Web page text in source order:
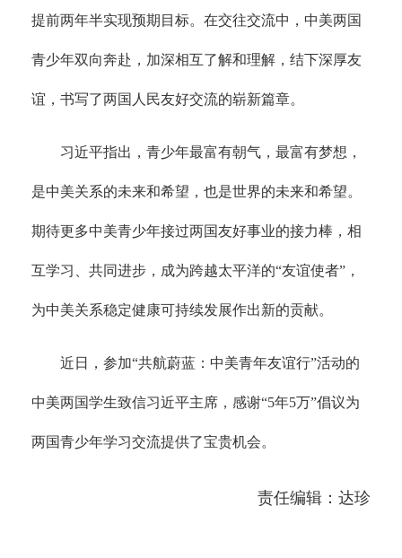
提前两年半实现预期目标。在交往交流中，中美两国
青少年双向奔赴，加深相互了解和理解，结下深厚友
谊，书写了两国人民友好交流的崭新篇章。
习近平指出，青少年最富有朝气，最富有梦想，
是中美关系的未来和希望，也是世界的未来和希望。
期待更多中美青少年接过两国友好事业的接力棒，相
互学习、共同进步，成为跨越太平洋的“友谊使者”，
为中美关系稳定健康可持续发展作出新的贡献。
近日，参加“共航蔚蓝：中美青年友谊行”活动的
中美两国学生致信习近平主席，感谢“5年5万”倡议为
两国青少年学习交流提供了宝贵机会。
责任编辑：达珍